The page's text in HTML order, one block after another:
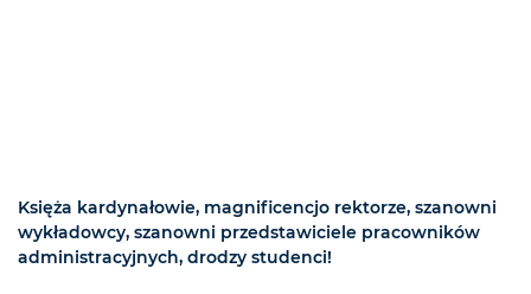
Księża kardynałowie, magnificencjo rektorze, szanowni
wykładowcy, szanowni przedstawiciele pracowników
administracyjnych, drodzy studenci!